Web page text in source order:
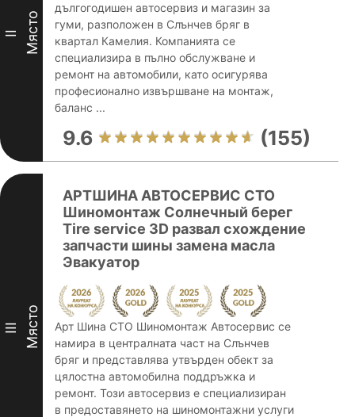
II Място
дългогодишен автосервиз и магазин за
гуми, разположен в Слънчев бряг в
квартал Камелия. Компанията се
специализира в пълно обслужване и
ремонт на автомобили, като осигурява
професионално извършване на монтаж,
баланс ...
9.6 (155)
III Място
АРТШИНА АВТОСЕРВИС СТО
Шиномонтаж Солнечный берег
Tire service 3D развал схождение
запчасти шины замена масла
Эвакуатор
Арт Шина СТО Шиномонтаж Автосервис се
намира в централната част на Слънчев
бряг и представлява утвърден обект за
цялостна автомобилна поддръжка и
ремонт. Този автосервиз е специализиран
в предоставянето на шиномонтажни услуги